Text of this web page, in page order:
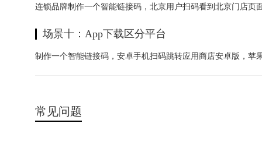
连锁品牌制作一个智能链接码，北京用户扫码看到北京门店
场景十：App下载区分平台
制作一个智能链接码，安卓手机扫码跳转应用商店安卓版，苹
常见问题